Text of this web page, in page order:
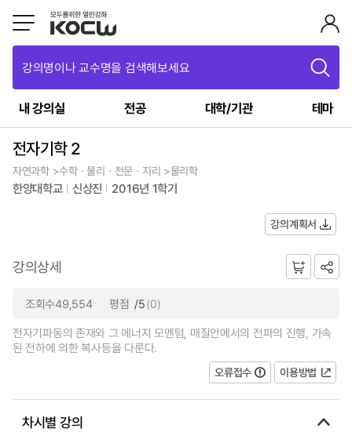
강의명이나 교수명을 검색해보세요
내 강의실 전공 대학/기관 테마
전자기학 2
자연과학 >수학ㆍ물리ㆍ천문ㆍ지리 >물리학
한양대학교 신상진 2016년 1학기
강의계획서
강의상세
조회수49,554 평점 /5(0)
전자기파동의 존재와 그 에너지 모멘텀, 매질안에서의 전파의 진행, 가속
된 전하에 의한 복사등을 다룬다.
오류접수
이용방법
차시별 강의